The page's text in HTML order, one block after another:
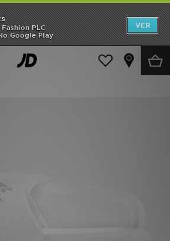
PLC
Google Play
VER
Calçado de Mulher Sapatilhas